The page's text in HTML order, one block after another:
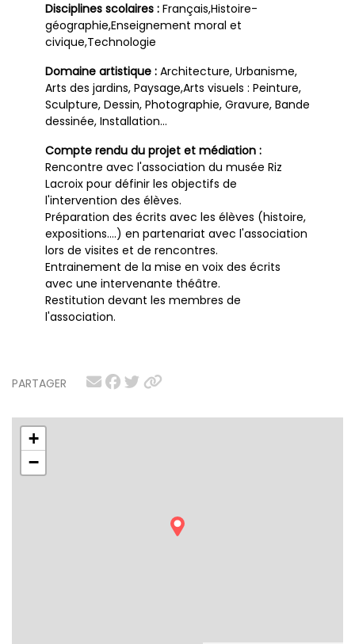
PARTAGER
+
−
Disciplines scolaires : Français,Histoire-
géographie,Enseignement moral et
civique,Technologie
Domaine artistique : Architecture, Urbanisme,
Arts des jardins, Paysage,Arts visuels : Peinture,
Sculpture, Dessin, Photographie, Gravure, Bande
dessinée, Installation…
Compte rendu du projet et médiation :
Rencontre avec l'association du musée Riz
Lacroix pour définir les objectifs de
l'intervention des élèves.
Préparation des écrits avec les élèves (histoire,
expositions....) en partenariat avec l'association
lors de visites et de rencontres.
Entrainement de la mise en voix des écrits
avec une intervenante théâtre.
Restitution devant les membres de
l'association.